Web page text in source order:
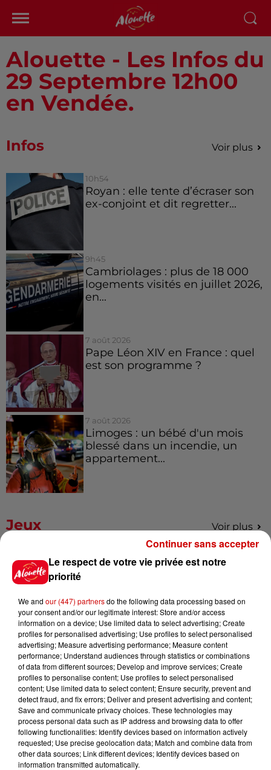
Alouette - Les Infos du
29 Septembre 12h00
en Vendée.
Infos Voir plus
10h54
Royan : elle tente d’écraser son
ex-conjoint et dit regretter...
9h45
Cambriolages : plus de 18 000
logements visités en juillet 2026,
en...
7 août 2026
Pape Léon XIV en France : quel
est son programme ?
7 août 2026
Limoges : un bébé d'un mois
blessé dans un incendie, un
appartement...
Jeux Voir plus
Gagnez vos places pour le
festival Marché Gourmand 2026
Le Duel - Gagnez vos entrées
pour l'un des zoos de nos
régions !
Destination Vacances - Gagnez
votre séjour en famille au cœur
de la...
Le respect de votre vie privée est notre
priorité
We and our (447) partnersdo the following data processing based on
your consent and/or our legitimate interest: Store and/or access
information on a device; Use limited data to select advertising; Create
profiles for personalised advertising; Use profiles to select personalised
advertising; Measure advertising performance; Measure content
performance; Understand audiences through statistics or combinations
of data from different sources; Develop and improve services; Create
profiles to personalise content; Use profiles to select personalised
content; Use limited data to select content; Ensure security, prevent and
detect fraud, and fix errors; Deliver and present advertising and content;
Save and communicate privacy choices. These technologies may
process personal data such as IP address and browsing data to offer
following functionalities: Identify devices based on information actively
requested; Use precise geolocation data; Match and combine data from
other data sources; Link different devices; Identify devices based on
information transmitted automatically.
Continuer sans accepter